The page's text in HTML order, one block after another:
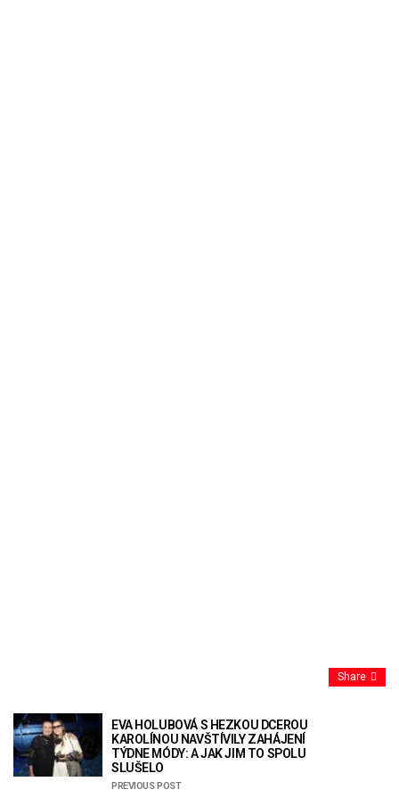
Share
EVA HOLUBOVÁ S HEZKOU DCEROU
KAROLÍNOU NAVŠTÍVILY ZAHÁJENÍ
TÝDNE MÓDY: A JAK JIM TO SPOLU
SLUŠELO
PREVIOUS POST